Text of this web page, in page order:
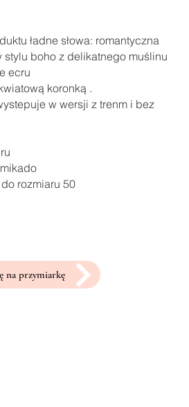
ładne słowa: romantyczna
stylu boho z delikatnego muślinu
ecru
koronką .
w wersji z trenm i bez
rozmiaru 50
na przymiarkę